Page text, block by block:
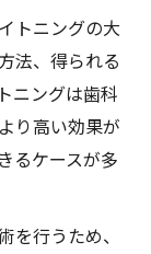
トニングの大
法、得られる
ニングは歯科
り高い効果が
るケースが多
を行うため、